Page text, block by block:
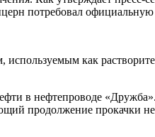
потребовал
как
в нефтепроводе
продолжение прокачки